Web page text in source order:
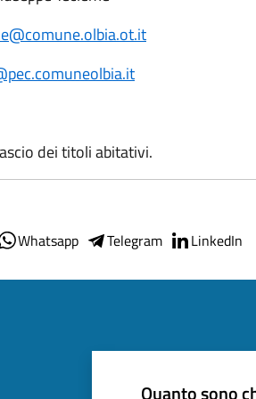
dei titoli abitativi.
Whatsapp Telegram LinkedIn
Quanto sono